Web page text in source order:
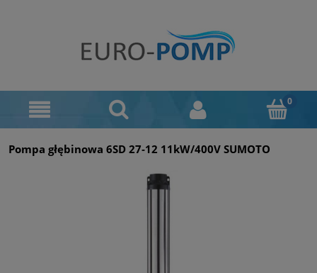
Pompa głębinowa 6SD 27‑12 11kW/400V SUMOTO